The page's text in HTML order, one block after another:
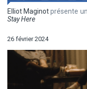
Elliot Maginotprésente
Stay Here
26 février 2024